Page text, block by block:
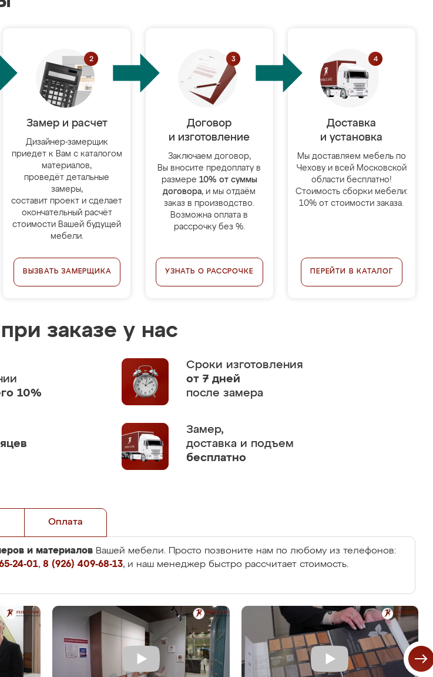
Замер и расчет
Дизайнер-замерщик
приедет к Вам с каталогом
материалов,
проведёт детальные
замеры,
составит проект и сделает
окончательный расчёт
стоимости Вашей будущей
мебели.
ВЫЗВАТЬ ЗАМЕРЩИКА
Договор
и изготовление
Заключаем договор,
Вы вносите предоплату в
размере 10% от суммы
договора, и мы отдаём
заказ в производство.
Возможна оплата в
рассрочку без %.
УЗНАТЬ О РАССРОЧКЕ
Доставка
и установка
Мы доставляем мебель по
Чехову и всей Московской
области бесплатно!
Стоимость сборки мебели:
10% от стоимости заказа.
ПЕРЕЙТИ В КАТАЛОГ
заказе у нас
10%
Сроки изготовления
от 7 дней
после замера
Замер,
доставка и подъем
бесплатно
Оплата
и материалов Вашей мебели. Просто позвоните нам по любому из телефонов:
24-01, 8 (926) 409-68-13, и наш менеджер быстро рассчитает стоимость.